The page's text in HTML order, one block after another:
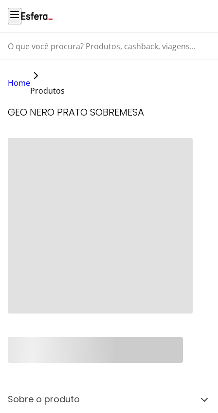
O que você procura? Produtos, cashback, viagens...
Home
Produtos
GEO NERO PRATO SOBREMESA
Sobre o produto